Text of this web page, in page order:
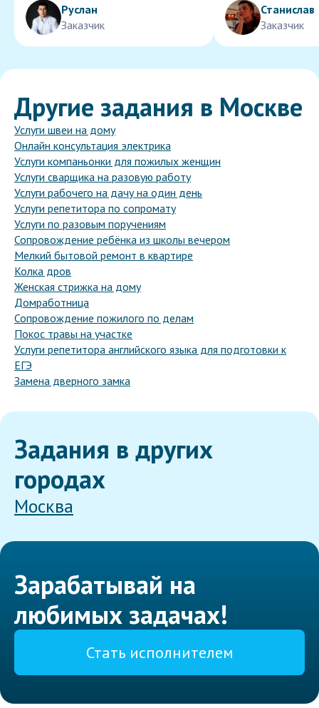
Руслан
Заказчик
Станислав
Заказчик
Другие задания в Москве
Услуги швеи на дому
Онлайн консультация электрика
Услуги компаньонки для пожилых женщин
Услуги сварщика на разовую работу
Услуги рабочего на дачу на один день
Услуги репетитора по сопромату
Услуги по разовым поручениям
Сопровождение ребёнка из школы вечером
Мелкий бытовой ремонт в квартире
Колка дров
Женская стрижка на дому
Домработница
Сопровождение пожилого по делам
Покос травы на участке
Услуги репетитора английского языка для подготовки к
ЕГЭ
Замена дверного замка
Задания в других
городах
Москва
Зарабатывай на
любимых задачах!
Стать исполнителем